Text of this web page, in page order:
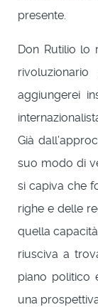
presente.
Don Rutilio lo
aggiungerei
Già
suo modo di
si capiva che
righe e delle
quella
riusciva a
piano politico
una